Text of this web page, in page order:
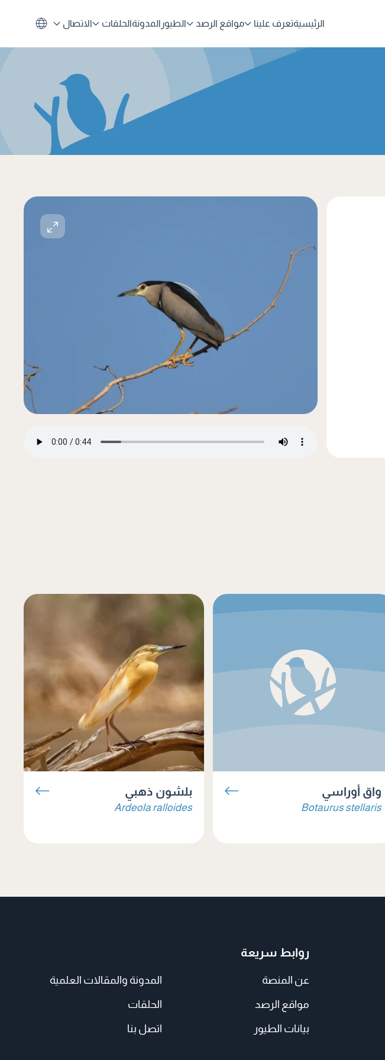
الرئيسيةتعرف علينا مواقع الرصد الطيور المدونةالحلقات الاتصال
واق أوراسي
Botaurus stellaris
بلشون ذهبي
Ardeola ralloides
روابط سريعة
عن المنصة المدونة والمقالات العلمية
مواقع الرصد الحلقات
بيانات الطيور اتصل بنا